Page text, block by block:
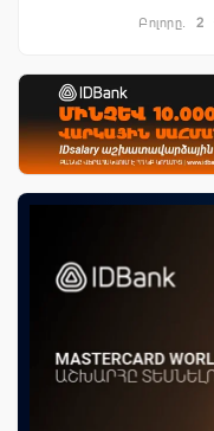
Բոլորը. 2